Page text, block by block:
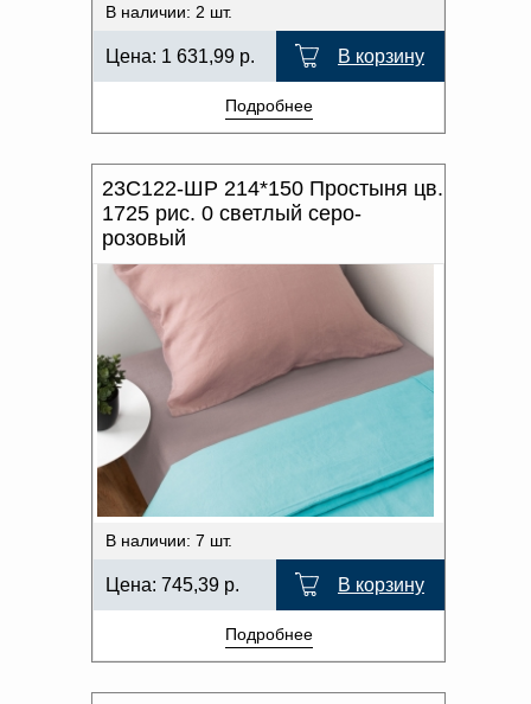
В наличии: 2 шт.
Цена: 1 631,99 р. В корзину
Подробнее
23С122-ШР 214*150 Простыня цв.
1725 рис. 0 светлый серо-
розовый
В наличии: 7 шт.
Цена: 745,39 р. В корзину
Подробнее